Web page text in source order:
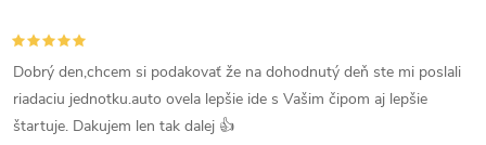
s
u
Dobrý den,chcem si podakovať že na dohodnutý deň ste mi poslali
riadaciu jednotku.auto ovela lepšie ide s Vašim čipom aj lepšie
štartuje. Dakujem len tak dalej 👍